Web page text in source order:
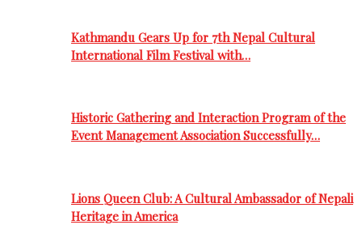
Kathmandu Gears Up for 7th Nepal Cultural
International Film Festival with…
Historic Gathering and Interaction Program of the
Event Management Association Successfully…
Lions Queen Club: A Cultural Ambassador of Nepali
Heritage in America